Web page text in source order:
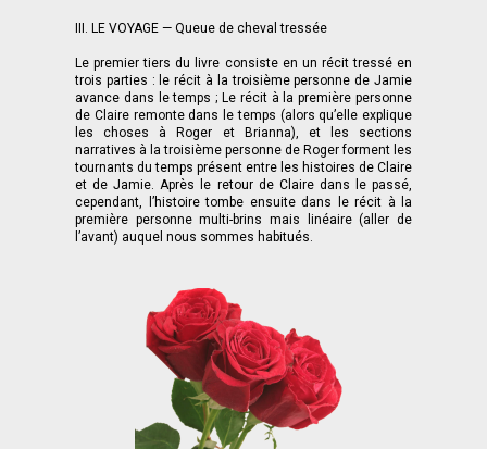
III. LE VOYAGE — Queue de cheval tressée
Le premier tiers du livre consiste en un récit tressé en
trois parties : le récit à la troisième personne de Jamie
avance dans le temps ; Le récit à la première personne
de Claire remonte dans le temps (alors qu’elle explique
les choses à Roger et Brianna), et les sections
narratives à la troisième personne de Roger forment les
tournants du temps présent entre les histoires de Claire
et de Jamie. Après le retour de Claire dans le passé,
cependant, l’histoire tombe ensuite dans le récit à la
première personne multi-brins mais linéaire (aller de
l’avant) auquel nous sommes habitués.